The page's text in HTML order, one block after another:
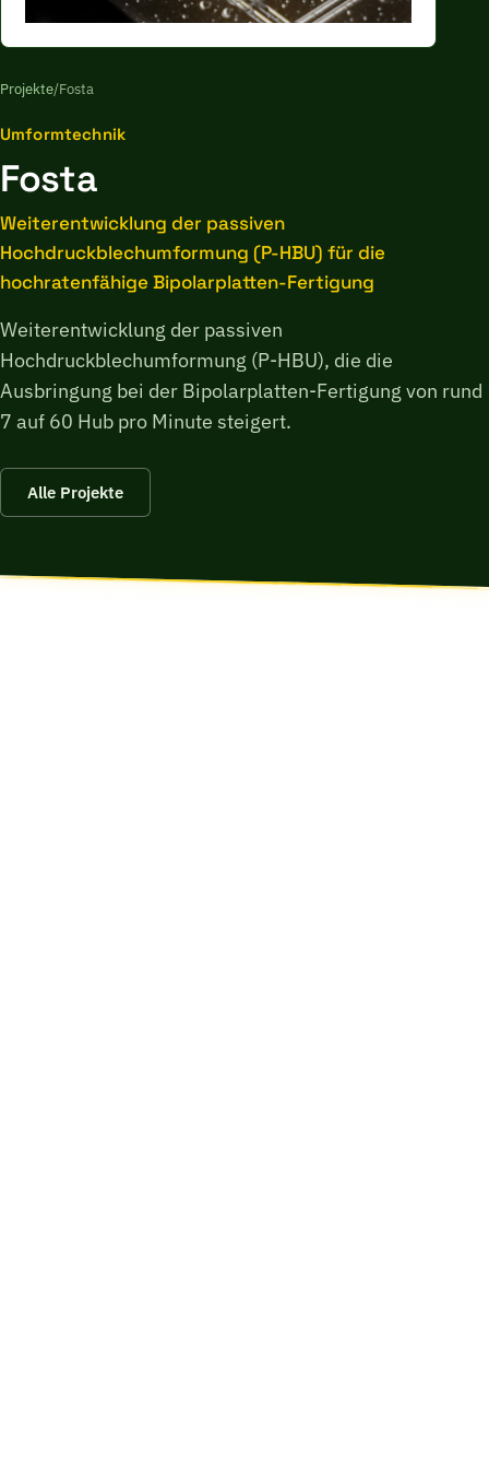
Projekte/Fosta
Umformtechnik
Fosta
Weiterentwicklung der passiven
Hochdruckblechumformung (P-HBU) für die
hochratenfähige Bipolarplatten-Fertigung
Weiterentwicklung der passiven
Hochdruckblechumformung (P-HBU), die die
Ausbringung bei der Bipolarplatten-Fertigung von rund
7 auf 60 Hub pro Minute steigert.
Alle Projekte